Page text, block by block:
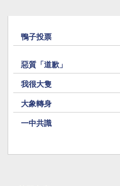
鴨子投票
惡質「道歉」
我很大隻
大象轉身
一中共識